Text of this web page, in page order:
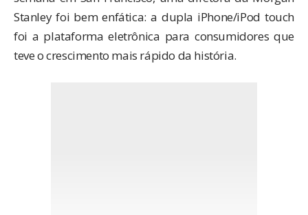
Stanleyfoi bem enfática: a dupla iPhone/iPod touch
foi a plataforma eletrônica para consumidores que
teve o crescimento mais rápido da história.